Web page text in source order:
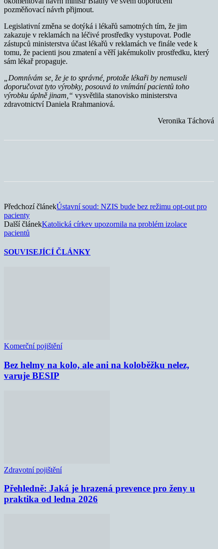
pozměňovací návrh přijmout.
Legislativní změna se dotýká i lékařů samotných tím, že jim
zakazuje v reklamách na léčivé prostředky vystupovat. Podle
zástupců ministerstva účast lékařů v reklamách ve finále vede k
tomu, že pacienti jsou zmatení a věří jakémukoliv prostředku, který
sám lékař propaguje.
„Domnívám se, že je to správné, protože lékaři by nemuseli
doporučovat tyto výrobky, posouvá to vnímání pacientů toho
výrobku úplně jinam,“ vysvětlila stanovisko ministerstva
zdravotnictví Daniela Rrahmaniová.
Veronika Táchová
Předchozí článekÚstavní soud: NZIS bude bez režimu opt-out pro
pacienty
Další článekKatolická církev upozornila na problém izolace
pacientů
SOUVISEJÍCÍ ČLÁNKY
Komerční pojištění
Bez helmy na kolo, ale ani na koloběžku nelez,
varuje BESIP
Zdravotní pojištění
Přehledně: Jaká je hrazená prevence pro ženy u
praktika od ledna 2026